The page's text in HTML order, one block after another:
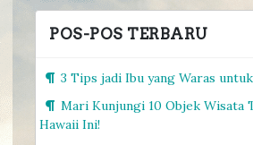
POS-POS TERBARU
3 Tips jadi Ibu yang Waras
Mari Kunjungi 10 Objek Wisata
Hawaii Ini!